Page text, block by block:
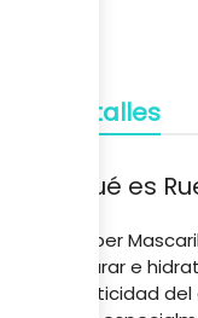
Detalles
¿Qué es
Rueber
reparar e
elasticidad